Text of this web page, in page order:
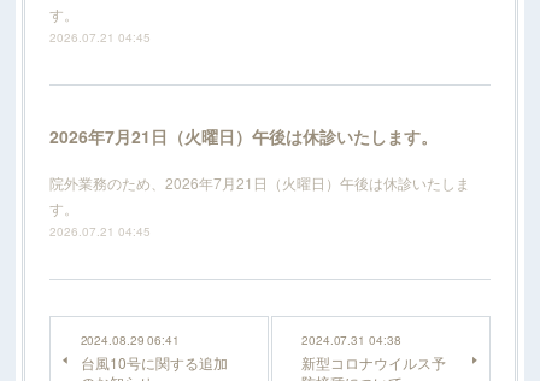
す。
2026.07.21 04:45
2026年7月21日（火曜日）午後は休診いたします。
院外業務のため、2026年7月21日（火曜日）午後は休診いたしま
す。
2026.07.21 04:45
2024.08.29 06:41
台風10号に関する追加
2024.07.31 04:38
新型コロナウイルス予